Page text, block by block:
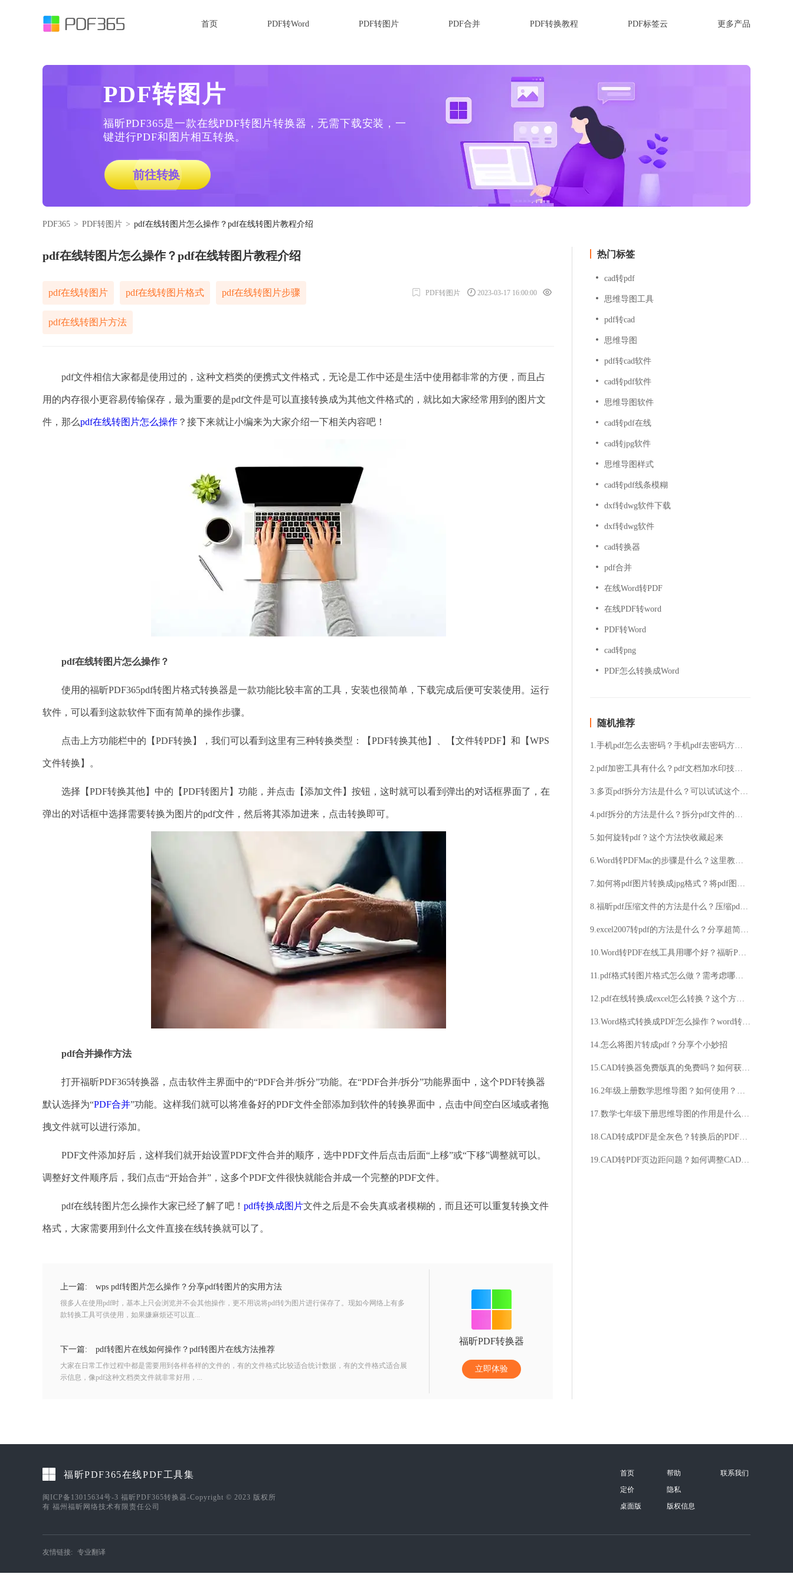
首页 PDF转Word PDF转图片 PDF合并 PDF转换教程 PDF标签云 更多产品
PDF转图片
福昕PDF365是一款在线PDF转图片转换器，无需下载安装，一
键进行PDF和图片相互转换。
前往转换
PDF365 > PDF转图片 > pdf在线转图片怎么操作？pdf在线转图片教程介绍
pdf在线转图片怎么操作？pdf在线转图片教程介绍
pdf在线转图片 pdf在线转图片格式 pdf在线转图片步骤
pdf在线转图片方法
PDF转图片 2023-03-17 16:00:00
pdf文件相信大家都是使用过的，这种文档类的便携式文件格式，无论是工作中还是生活中使用都非常的方便，而且占
用的内存很小更容易传输保存，最为重要的是pdf文件是可以直接转换成为其他文件格式的，就比如大家经常用到的图片文
件，那么pdf在线转图片怎么操作 ？接下来就让小编来为大家介绍一下相关内容吧！
pdf在线转图片怎么操作？
使用的福昕PDF365pdf转图片格式转换器是一款功能比较丰富的工具，安装也很简单，下载完成后便可安装使用。运行
软件，可以看到这款软件下面有简单的操作步骤。
点击上方功能栏中的【PDF转换】，我们可以看到这里有三种转换类型：【PDF转换其他】、【文件转PDF】和【WPS
文件转换】。
选择【PDF转换其他】中的【PDF转图片】功能，并点击【添加文件】按钮，这时就可以看到弹出的对话框界面了，在
弹出的对话框中选择需要转换为图片的pdf文件，然后将其添加进来，点击转换即可。
pdf合并操作方法
打开福昕PDF365转换器，点击软件主界面中的“PDF合并/拆分”功能。在“PDF合并/拆分”功能界面中，这个PDF转换器
默认选择为“PDF合并”功能。这样我们就可以将准备好的PDF文件全部添加到软件的转换界面中，点击中间空白区域或者拖
拽文件就可以进行添加。
PDF文件添加好后，这样我们就开始设置PDF文件合并的顺序，选中PDF文件后点击后面“上移”或“下移”调整就可以。
调整好文件顺序后，我们点击“开始合并”，这多个PDF文件很快就能合并成一个完整的PDF文件。
pdf在线转图片怎么操作大家已经了解了吧！ pdf转换成图片文件之后是不会失真或者模糊的，而且还可以重复转换文件
格式，大家需要用到什么文件直接在线转换就可以了。
上一篇: wps pdf转图片怎么操作？分享pdf转图片的实用方法
很多人在使用pdf时，基本上只会浏览并不会其他操作，更不用说将pdf转为图片进行保存了。现如今网络上有多
款转换工具可供使用，如果嫌麻烦还可以直...
下一篇: pdf转图片在线如何操作？pdf转图片在线方法推荐
大家在日常工作过程中都是需要用到各样各样的文件的，有的文件格式比较适合统计数据，有的文件格式适合展
示信息，像pdf这种文档类文件就非常好用，...
福昕PDF转换器
立即体验
热门标签
cad转pdf
思维导图工具
pdf转cad
思维导图
pdf转cad软件
cad转pdf软件
思维导图软件
cad转pdf在线
cad转jpg软件
思维导图样式
cad转pdf线条模糊
dxf转dwg软件下载
dxf转dwg软件
cad转换器
pdf合并
在线Word转PDF
在线PDF转word
PDF转Word
cad转png
PDF怎么转换成Word
随机推荐
1.手机pdf怎么去密码？手机pdf去密码方法分享
2.pdf加密工具有什么？pdf文档加水印技巧分享
3.多页pdf拆分方法是什么？可以试试这个PDF拆分工具
4.pdf拆分的方法是什么？拆分pdf文件的详细步骤
5.如何旋转pdf？这个方法快收藏起来
6.Word转PDFMac的步骤是什么？这里教大家一键转换
7.如何将pdf图片转换成jpg格式？将pdf图片转换成jpg格式的详细步骤
8.福昕pdf压缩文件的方法是什么？压缩pdf文件的详细步骤
9.excel2007转pdf的方法是什么？分享超简单的转换方法
10.Word转PDF在线工具用哪个好？福昕PDF365在线Word转PDF操作分享
11.pdf格式转图片格式怎么做？需考虑哪些问题？
12.pdf在线转换成excel怎么转换？这个方法超简单！
13.Word格式转换成PDF怎么操作？word转pdf方法详解
14.怎么将图片转成pdf？分享个小妙招
15.CAD转换器免费版真的免费吗？如何获取CAD转换器免费版？
16.2年级上册数学思维导图？如何使用？思维导图有什么作用？
17.数学七年级下册思维导图的作用是什么？数学七年级下册思维导图如何制作？
18.CAD转成PDF是全灰色？转换后的PDF文件是否完全灰色？
19.CAD转PDF页边距问题？如何调整CAD转PDF的页边距？
福昕PDF365在线PDF工具集
闽ICP备13015634号-3 福昕PDF365转换器-Copyright © 2023 版权所
有 福州福昕网络技术有限责任公司
首页
定价
桌面版
帮助
隐私
版权信息
联系我们
友情链接: 专业翻译